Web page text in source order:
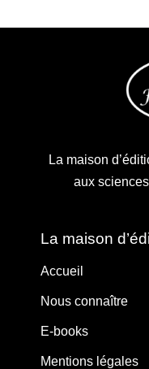
La maison
aux
La maison
Accueil
Nous connaître
E-books
Mentions légales